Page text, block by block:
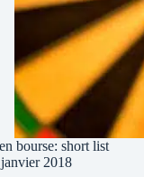
bourse: short list
2018